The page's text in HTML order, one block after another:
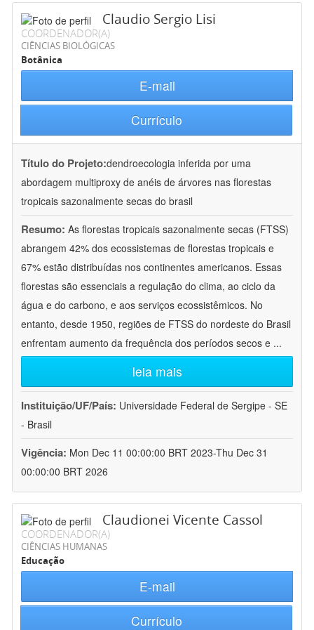
Claudio Sergio Lisi
COORDENADOR(A)
CIÊNCIAS BIOLÓGICAS
Botânica
E-mail
Currículo
Título do Projeto:dendroecologia inferida por uma
abordagem multiproxy de anéis de árvores nas florestas
tropicais sazonalmente secas do brasil
Resumo: As florestas tropicais sazonalmente secas (FTSS)
abrangem 42% dos ecossistemas de florestas tropicais e
67% estão distribuídas nos continentes americanos. Essas
florestas são essenciais a regulação do clima, ao ciclo da
água e do carbono, e aos serviços ecossistêmicos. No
entanto, desde 1950, regiões de FTSS do nordeste do Brasil
enfrentam aumento da frequência dos períodos secos e ...
leia mais
Instituição/UF/País: Universidade Federal de Sergipe - SE
- Brasil
Vigência: Mon Dec 11 00:00:00 BRT 2023-Thu Dec 31
00:00:00 BRT 2026
Claudionei Vicente Cassol
COORDENADOR(A)
CIÊNCIAS HUMANAS
Educação
E-mail
Currículo